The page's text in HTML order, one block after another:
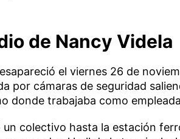
de Nancy Videla
el viernes 26 de
por cámaras de seguridad
donde trabajaba como
un colectivo hasta la estación